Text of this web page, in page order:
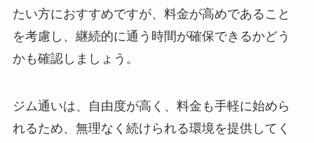
たい方におすすめですが、料金が高めであること
を考慮し、継続的に通う時間が確保できるかどう
かも確認しましょう。
ジム通いは、自由度が高く、料金も手軽に始めら
れるため、無理なく続けられる環境を提供してく